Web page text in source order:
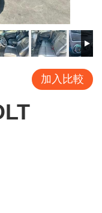
加入比較